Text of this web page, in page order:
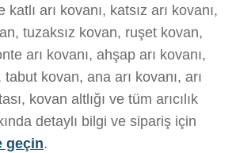
arı kovanı, katsız arı kovanı,
tuzaksız kovan, ruşet kovan,
arı kovanı, ahşap arı kovanı,
kovan, ana arı kovanı, arı
kovan altlığı ve tüm arıcılık
detaylı bilgi ve sipariş için
geçin.